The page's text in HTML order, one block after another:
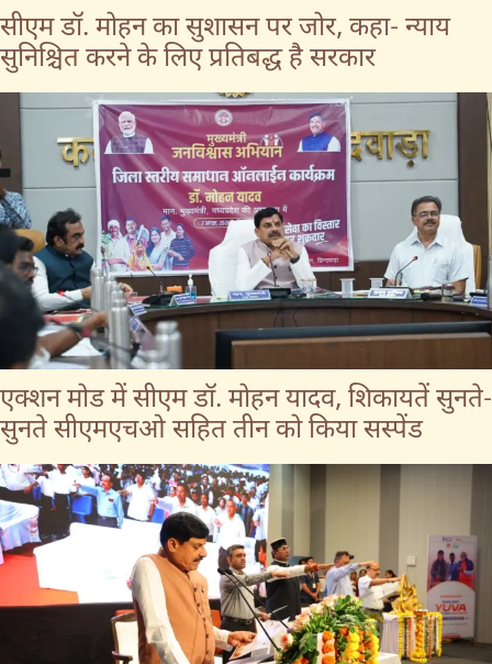
सीएम डॉ. मोहन का सुशासन पर जोर, कहा- न्याय
सुनिश्चित करने के लिए प्रतिबद्ध है सरकार
एक्शन मोड में सीएम डॉ. मोहन यादव, शिकायतें सुनते-
सुनते सीएमएचओ सहित तीन को किया सस्पेंड